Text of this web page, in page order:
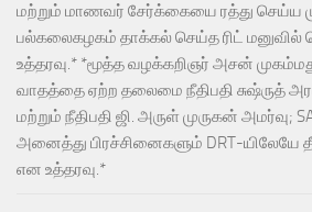
மற்றும் மாணவர் சேர்க்கையை ரத்து செய்ய
பல்கலைகழகம் தாக்கல் செய்த ரிட்
உத்தரவு.* *மூத்த வழக்கறிஞர் அசன்
வாதத்தை ஏற்ற தலைமை நீதிபதி சுஷ்ருத்
மற்றும் நீதிபதி ஜி. அருள் முருகன் அமர்வு;
அனைத்து பிரச்சினைகளும் DRT-யிலேயே
என உத்தரவு.*